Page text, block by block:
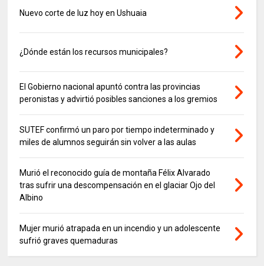
Nuevo corte de luz hoy en Ushuaia
¿Dónde están los recursos municipales?
El Gobierno nacional apuntó contra las provincias
peronistas y advirtió posibles sanciones a los gremios
SUTEF confirmó un paro por tiempo indeterminado y
miles de alumnos seguirán sin volver a las aulas
Murió el reconocido guía de montaña Félix Alvarado
tras sufrir una descompensación en el glaciar Ojo del
Albino
Mujer murió atrapada en un incendio y un adolescente
sufrió graves quemaduras